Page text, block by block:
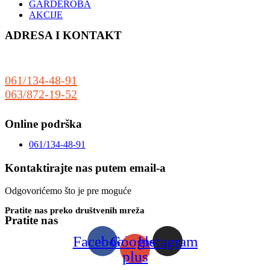
GARDEROBA
AKCIJE
ADRESA I KONTAKT
061/134-48-91
063/872-19-52
Online podrška
061/134-48-91
Kontaktirajte nas putem email-a
Odgovorićemo što je pre moguće
Pratite nas preko društvenih mreža
Pratite nas
FacebookGoogle-
plus
Instagram